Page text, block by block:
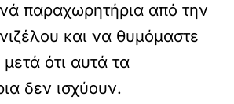
παραχωρητήρια από την
και να θυμόμαστε
ότι αυτά τα
δεν ισχύουν.